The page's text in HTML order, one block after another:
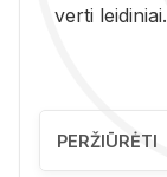
ver­ti lei­di­niai.
PERŽIŪRĖTI